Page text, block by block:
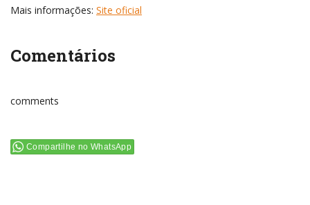
Mais informações: Site oficial
Comentários
comments
Compartilhe no WhatsApp